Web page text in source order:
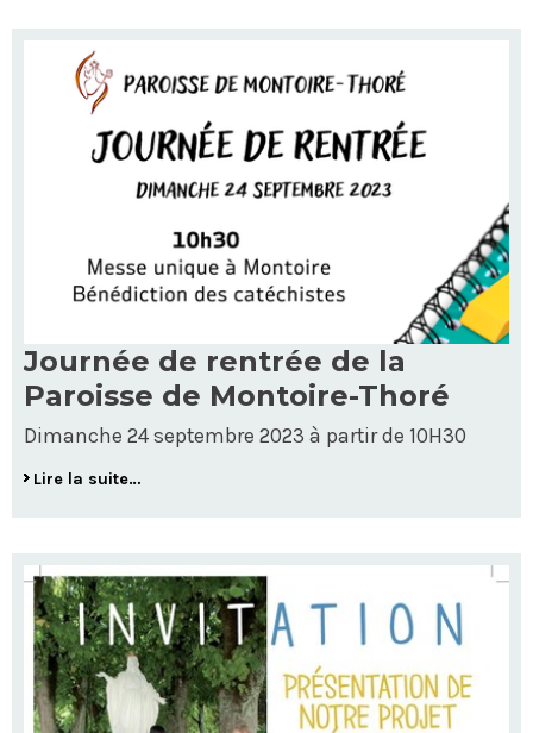
Journée de rentrée de la
Paroisse de Montoire-Thoré
Dimanche 24 septembre 2023 à partir de 10H30
Lire la suite…